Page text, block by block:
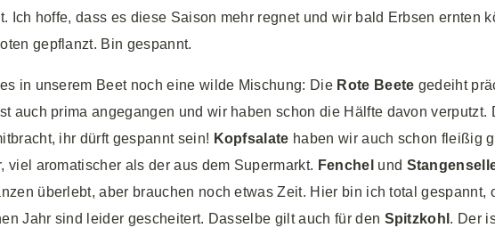
Ich hoffe, dass es diese Saison mehr regnet und wir bald Erbsen ernten
gepflanzt. Bin gespannt.
in unserem Beet noch eine wilde Mischung: Die Rote Beete gedeiht
auch prima angegangen und wir haben schon die Hälfte davon
ihr dürft gespannt sein! Kopfsalate haben wir auch schon fleißig
viel aromatischer als der aus dem Supermarkt. Fenchel und
überlebt, aber brauchen noch etwas Zeit. Hier bin ich total
Jahr sind leider gescheitert. Dasselbe gilt auch für den Spitzkohl . Der